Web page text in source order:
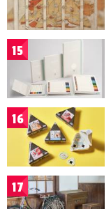
15
16
17